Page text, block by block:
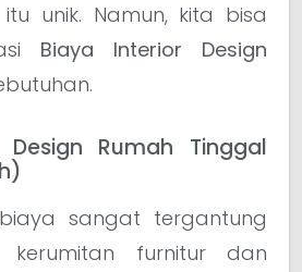
unik. Namun, kita bisa
Biaya Interior Design
Rumah Tinggal
sangat tergantung
furnitur dan